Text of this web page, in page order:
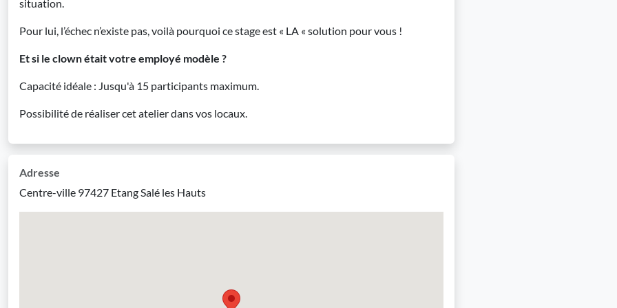
situation.
Pour lui, l’échec n’existe pas, voilà pourquoi ce stage est « LA « solution pour vous !
Et si le clown était votre employé modèle ?
Capacité idéale : Jusqu'à 15 participants maximum.
Possibilité de réaliser cet atelier dans vos locaux.
Adresse
Centre-ville 97427 Etang Salé les Hauts